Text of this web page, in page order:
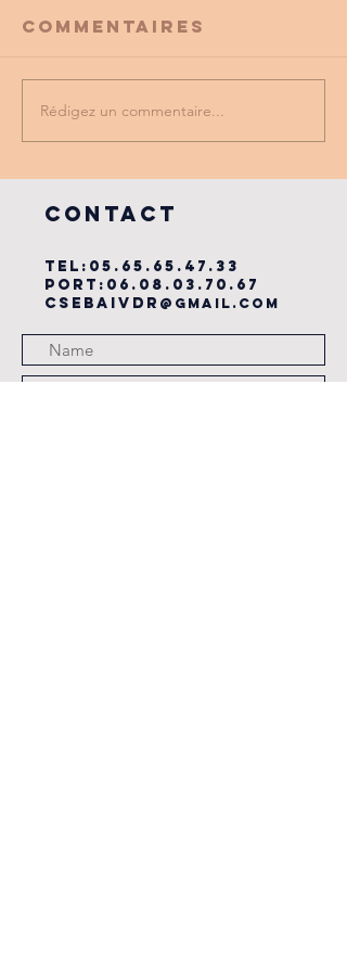
PROMO
PARTENAIRE
Commentaires
Rédigez un commentaire...
COntact
TEL: 05.65.65.47.33
PORT: 06.08.03.70.67
csebaivdr @gmail.com